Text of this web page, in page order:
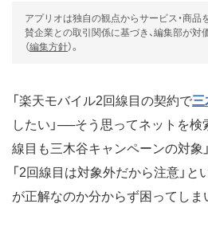
アプリオは独自の観点からサービス・商品
賛企業との取引関係に基づき、編集部が対
（編集方針）。
「楽天モバイル2回線目の契約で三
したい」──そう思ってネットを検
線目も三木谷キャンペーンの対象
「2回線目は対象外だから注意」と
が正解なのか分からず困ってしま